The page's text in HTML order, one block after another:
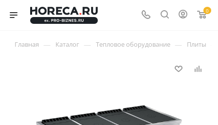
0
Главная — Каталог — Тепловое оборудование — Плиты